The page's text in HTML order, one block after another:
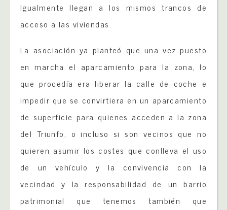
Igualmente llegan a los mismos trancos de
acceso a las viviendas.
La asociación ya planteó que una vez puesto
en marcha el aparcamiento para la zona, lo
que procedía era liberar la calle de coche e
impedir que se convirtiera en un aparcamiento
de superficie para quienes acceden a la zona
del Triunfo, o incluso si son vecinos que no
quieren asumir los costes que conlleva el uso
de un vehículo y la convivencia con la
vecindad y la responsabilidad de un barrio
patrimonial que tenemos también que